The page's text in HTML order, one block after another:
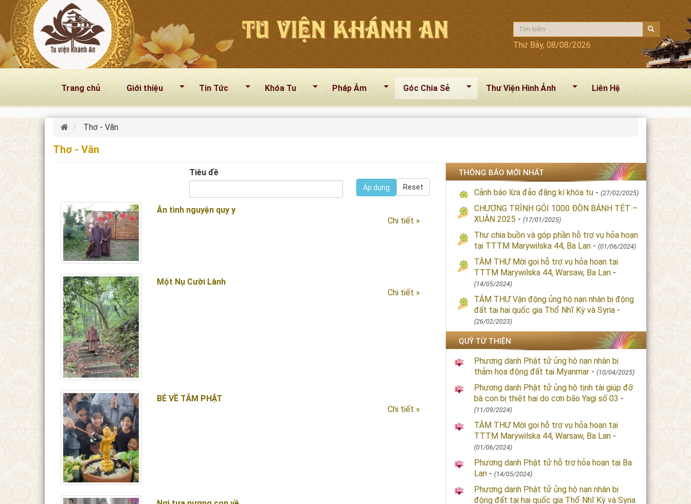
Nhảy đến nội dung
Thứ Bảy, 08/08/2026
Trang chủ Giới thiệu Tin Tức Khóa Tu Pháp Âm Góc Chia Sẻ Thư Viện Hình Ảnh Liên Hệ
Thơ - Văn
Thơ - Văn
Tiêu đề
Áp dụng Reset
Ân tình nguyện quy y
Chi tiết »
Một Nụ Cười Lành
Chi tiết »
BÉ VỀ TẮM PHẬT
Chi tiết »
THÔNG BÁO MỚI NHẤT
Cảnh báo lừa đảo đăng kí khóa tu- (27/02/2025)
CHƯƠNG TRÌNH GÓI 1000 ĐÒN BÁNH TÉT –
XUÂN 2025 - (17/01/2025)
Thư chia buồn và góp phần hỗ trợ vụ hỏa hoạn
tại TTTM Marywilska 44, Ba Lan- (01/06/2024)
TÂM THƯ Mời gọi hỗ trợ vụ hỏa hoạn tại
TTTM Marywilska 44, Warsaw, Ba Lan-
(14/05/2024)
TÂM THƯ Vận động ủng hộ nạn nhân bị động
đất tại hai quốc gia Thổ Nhĩ Kỳ và Syria-
(26/02/2023)
QUỸ TỪ THIỆN
Phương danh Phật tử ủng hộ nạn nhân bị
thảm họa động đất tại Myanmar- (10/04/2025)
Phương danh Phật tử ủng hộ tịnh tài giúp đỡ
bà con bị thiệt hại do cơn bão Yagi số 03 -
(11/09/2024)
TÂM THƯ Mời gọi hỗ trợ vụ hỏa hoạn tại
TTTM Marywilska 44, Warsaw, Ba Lan-
(01/06/2024)
Phương danh Phật tử hỗ trợ hỏa hoạn tại Ba
Lan - (14/05/2024)
Phương danh Phật tử ủng hộ nạn nhân bị
động đất tại hai quốc gia Thổ Nhĩ Kỳ và Syria